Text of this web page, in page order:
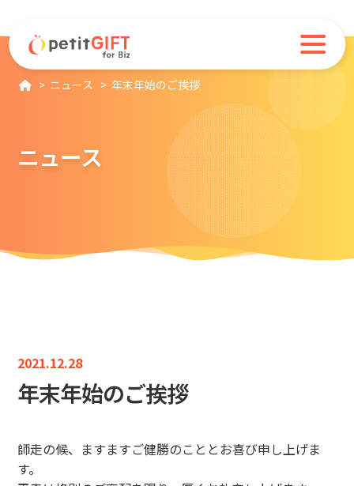
ニュース 年末年始のご挨拶
ニュース
2021.12.28
年末年始のご挨拶
師走の候、ますますご健勝のこととお喜び申し上げま
す。